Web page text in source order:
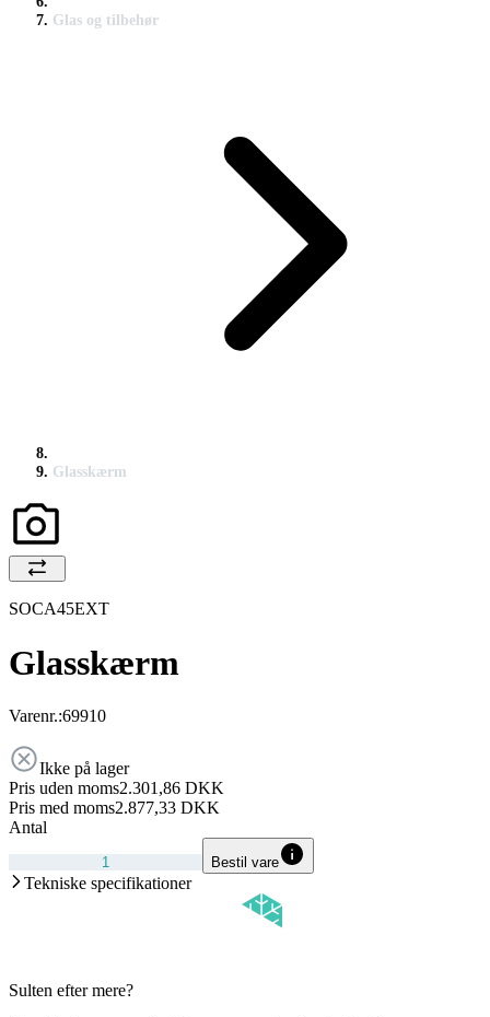
Glas og tilbehør
Glasskærm
SOCA45EXT
Glasskærm
Varenr.:69910
Ikke på lager
Pris uden moms2.301,86 DKK
Pris med moms2.877,33 DKK
Antal
Bestil vare
Tekniske specifikationer
Sulten efter mere?